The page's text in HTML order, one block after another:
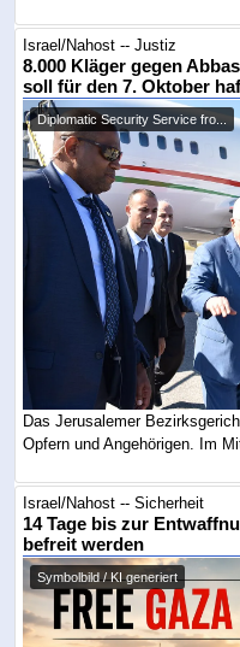
Israel/Nahost -- Justiz
8.000 Kläger gegen
soll für den 7. Oktober
Diplomatic Security Service fro...
Das Jerusalemer
Opfern und Angehörigen. Im
Israel/Nahost -- Sicherheit
14 Tage bis zur
befreit werden
Symbolbild / KI generiert